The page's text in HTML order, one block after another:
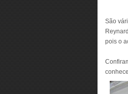
São
pois o